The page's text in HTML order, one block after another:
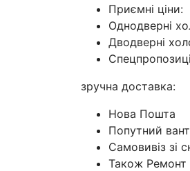
Приємні ціни:
Однодверні
Дводверні
зручна доставка:
Нова Пошта
Попутний
Самовивіз зі
Також Ремонт